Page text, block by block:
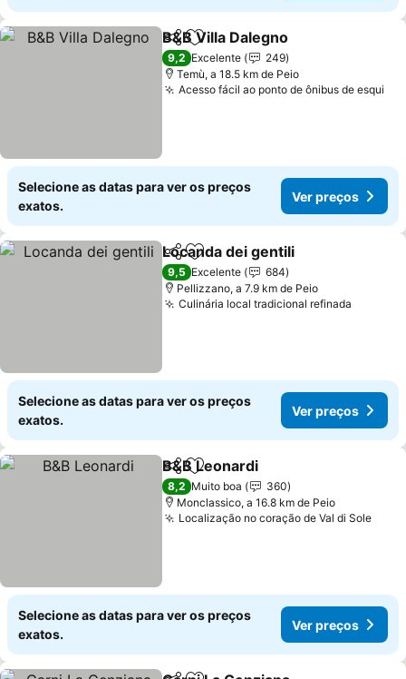
PartilharAdicionar aos favoritos
B&B Villa Dalegno
9,2 Excelente
249
Temù, a 18.5 km de Peio
Acesso fácil ao ponto de ônibus de esqui
Selecione as datas para ver os preços
exatos.
Ver preços
PartilharAdicionar aos favoritos
Locanda dei gentili
9,5 Excelente
684
Pellizzano, a 7.9 km de Peio
Culinária local tradicional refinada
Selecione as datas para ver os preços
exatos.
Ver preços
PartilharAdicionar aos favoritos
B&B Leonardi
8,2 Muito boa
360
Monclassico, a 16.8 km de Peio
Localização no coração de Val di SoleVer
Selecione as datas para ver os preços
exatos.
Ver preços